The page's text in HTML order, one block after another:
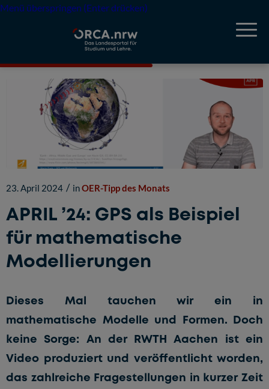
Menü überspringen (Enter drücken)
APRIL ’24: GPS als Beispiel
für mathematische
Modellierungen
23. April 2024 / inOER-Tipp des Monats
Dieses Mal tauchen wir ein in
mathematische Modelle und Formen. Doch
keine Sorge: An der RWTH Aachen ist ein
Video produziert und veröffentlicht worden,
das zahlreiche Fragestellungen in kurzer Zeit